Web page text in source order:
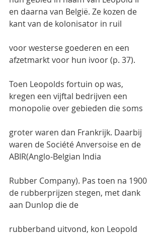
en daarna van België. Ze kozen de
kant van de kolonisator in ruil
voor westerse goederen en een
afzetmarkt voor hun ivoor (p. 37).
Toen Leopolds fortuin op was,
kregen een vijftal bedrijven een
monopolie over gebieden die soms
groter waren dan Frankrijk. Daarbij
waren de Société Anversoise en de
ABIR(Anglo-Belgian India
Rubber Company). Pas toen na 1900
de rubberprijzen stegen, met dank
aan Dunlop die de
rubberband uitvond, kon Leopold